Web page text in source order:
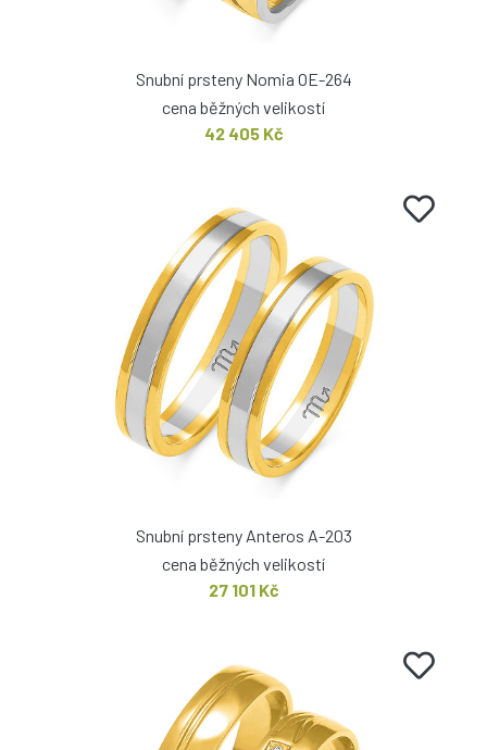
Snubní prsteny Nomia OE-264
cena běžných velikostí
42 405 Kč
Snubní prsteny Anteros A-203
cena běžných velikostí
27 101 Kč